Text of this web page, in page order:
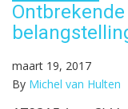
maart 19, 2017
By Michel van Hulten